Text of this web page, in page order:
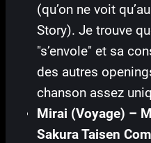
(qu’on ne voit
Story). Je trouve
"s’envole" et sa
des autres
chanson assez
Mirai (Voyage) –
Sakura Taisen